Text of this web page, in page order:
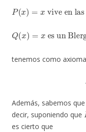
P( x = vive en las
Q (x )= es un Blerg
tenemos como
Además, sabemos
decir, suponiendo que
es cierto que